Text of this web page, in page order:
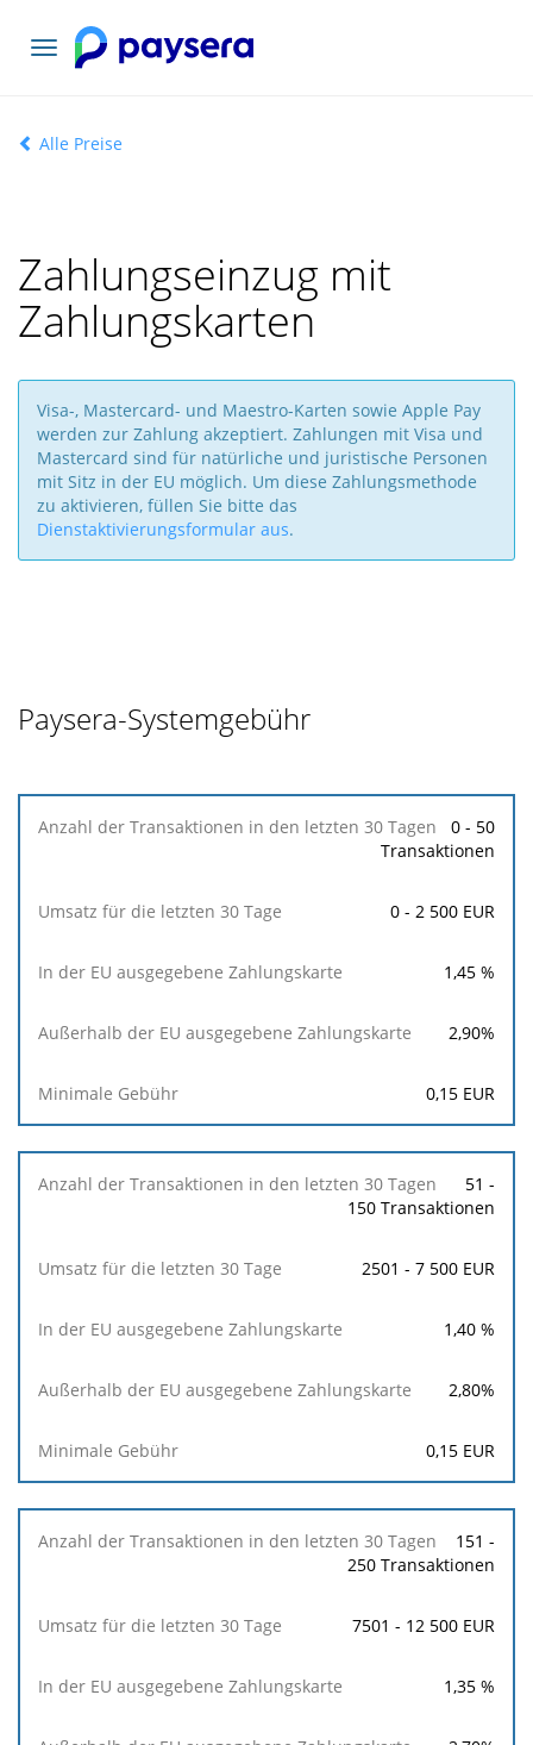
Toggle
navigation
Alle Preise
Zahlungseinzug mit
Zahlungskarten
Visa-, Mastercard- und Maestro-Karten sowie Apple Pay
werden zur Zahlung akzeptiert. Zahlungen mit Visa und
Mastercard sind für natürliche und juristische Personen
mit Sitz in der EU möglich. Um diese Zahlungsmethode
zu aktivieren, füllen Sie bitte das
Dienstaktivierungsformular aus.
Paysera-Systemgebühr
Anzahl
den
30
die
letzten
30
EU
Zahlungskarte
Außerhalb
ausgegebene
Zahlungskarte
Minimale
0 - 50
Transaktionen
0 - 2 500 EUR
1,45 %
2,90%
0,15 EUR
51 -
150 Transaktionen
2501 - 7 500 EUR
1,40 %
2,80%
0,15 EUR
151 -
250 Transaktionen
7501 - 12 500 EUR
1,35 %